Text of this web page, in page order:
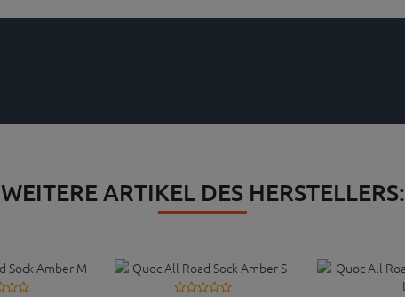
WEITERE ARTIKEL DES HERSTELLERS: